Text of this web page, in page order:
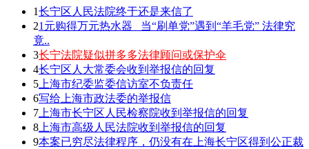
1长宁区人民法院终于还是来信了
21元购得万元热水器 _当“刷单党”遇到“羊毛党” 法律究
竟..
3长宁法院疑似拼多多法律顾问或保护伞
4长宁区人大常委会收到举报信的回复
5 上海市纪委监委信访室不负责任
6写给上海市政法委的举报信
7 上海市长宁区人民检察院收到举报信的回复
8 上海市高级人民法院收到举报信的回复
9本案已穷尽法律程序，仍没有在上海长宁区得到公正裁